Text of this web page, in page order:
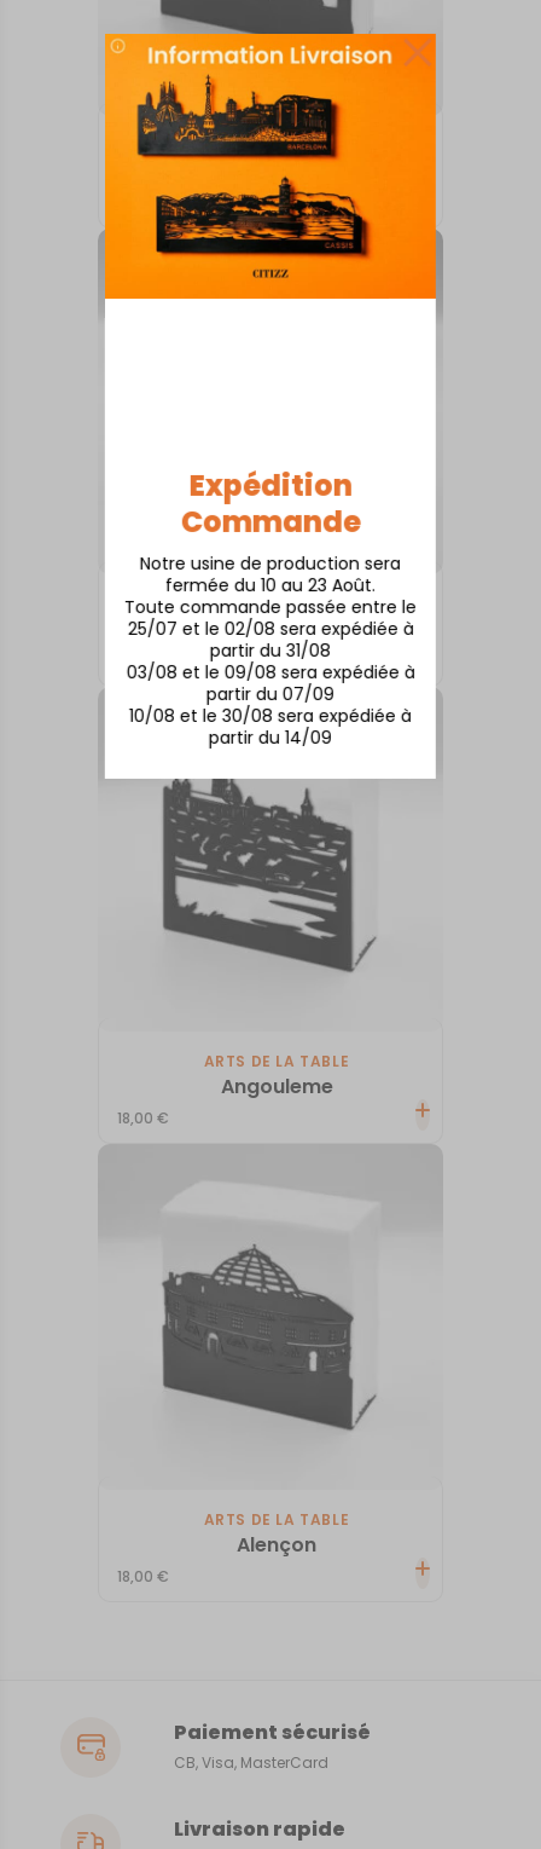
Expédition
Commande
Notre usine de production sera
fermée du 10 au 23 Août.
Toute commande passée entre le
25/07 et le 02/08 sera expédiée à
partir du 31/08
03/08 et le 09/08 sera expédiée à
partir du 07/09
10/08 et le 30/08 sera expédiée à
partir du 14/09
ARTS DE LA TABLE
Cahors
18,00€
ARTS DE LA TABLE
Le Haras du Pin
123,00
ARTS DE LA TABLE
Angouleme
18,00€
ARTS DE LA TABLE
Alençon
18,00€
Paiement sécurisé
CB, Visa, MasterCard
Livraison rapide